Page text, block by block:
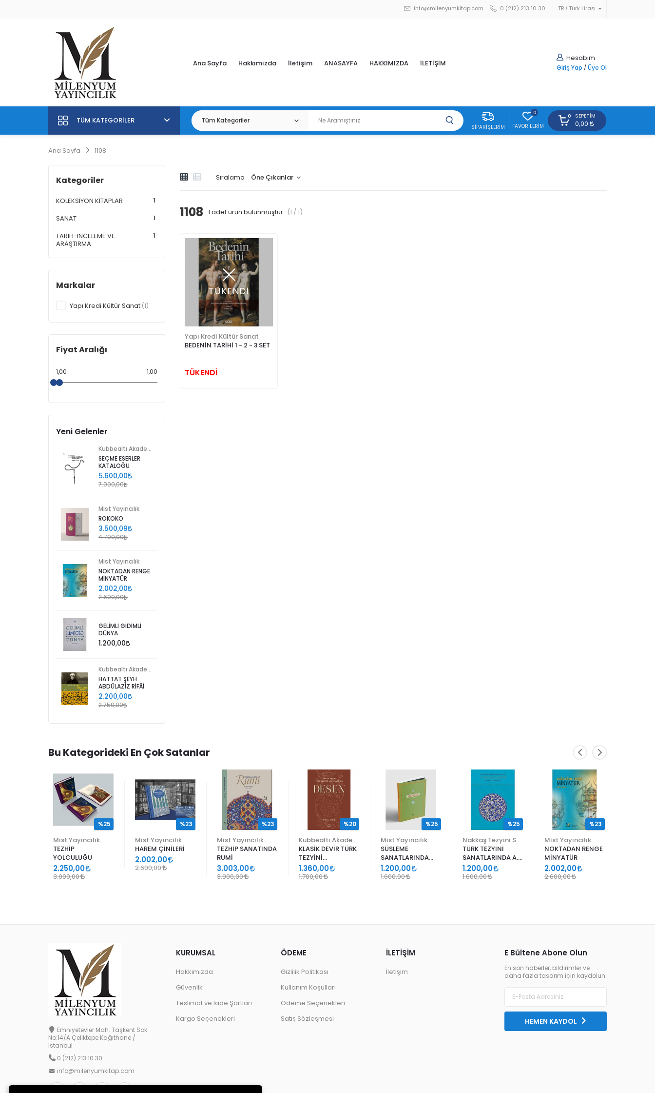
TR Türk Lirası
info@milenyumkitap.com 0 (212) 213 10 30
Hesabım
Giriş Yap / Üye Ol
Ana Sayfa Hakkımızda İletişim ANASAYFA HAKKIMIZDA İLETİŞİM
TÜM KATEGORILER
SIPARIŞLERIM
0
FAVORILERIM
0 SEPETIM
0,00
Ana Sayfa 1108
Sıralama
1108 1 adet ürün bulunmuştur. (1 / 1)
TÜKENDİ
Yapı Kredi Kültür Sanat
BEDENİN TARİHİ 1 - 2 - 3 SET
TÜKENDİ
Kategoriler
KOLEKSİYON KİTAPLAR 1
SANAT 1
TARİH-İNCELEME VE
ARAŞTIRMA
1
Markalar
Yapı Kredi Kültür Sanat (1)
Fiyat Aralığı
1,00 1,00
Yeni Gelenler
SEÇME ESERLER
KATALOĞU
5.600,00
7.000,00
Mist Yayıncılık
ROKOKO
3.500,09
4.700,00
Mist Yayıncılık
NOKTADAN RENGE
MİNYATÜR
2.002,00
2.600,00
GELİMLİ GİDİMLİ
DÜNYA
1.200,00
HATTAT ŞEYH
ABDÜLAZİZ RİFÂÎ
2.200,00
2.750,00
Bu Kategorideki En Çok Satanlar
Mist Yayıncılık
TEZHİP
YOLCULUĞU
2.250,00
3.000,00
%25
Mist Yayıncılık
HAREM ÇİNİLERİ
2.002,00
2.600,00
%23
Mist Yayıncılık
TEZHİP SANATINDA
RUMİ
3.003,00
3.900,00
%23
KLASİK DEVİR TÜRK
TEZYİNİ
SANATLARINDA
DESEN
1.360,00
1.700,00
%20
Mist Yayıncılık
SÜSLEME
SANATLARINDA
GEÇMELER
1.200,00
1.600,00
%25
TÜRK TEZYİNİ
SANATLARINDA A.
SÜHEYL ÜNVER VE
YENİ TERKİPLERİ
1.200,00
1.600,00
%25
Mist Yayıncılık
NOKTADAN RENGE
MİNYATÜR
2.002,00
2.600,00
%23
Emniyetevler Mah. Taşkent Sok.
No:14/A Çeliktepe Kağıthane /
İstanbul
0 (212) 213 10 30
info@milenyumkitap.com
E Bültene Abone Olun
En son haberler, bildirimler ve
daha fazla tasarım için kaydolun
HEMEN KAYDOL
KURUMSAL
Hakkımızda
Güvenlik
Teslimat ve İade Şartları
Kargo Seçenekleri
ÖDEME
Gizlilik Politikası
Kullanım Koşulları
Ödeme Seçenekleri
Satış Sözleşmesi
İLETİŞİM
İletişim